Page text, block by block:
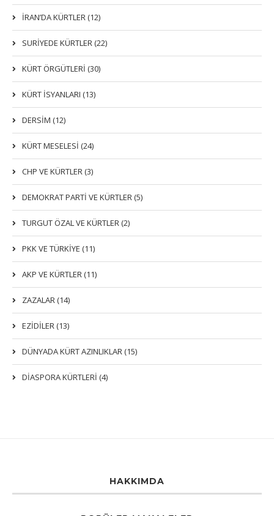
İRAN’DA KÜRTLER (12)
SURİYEDE KÜRTLER (22)
KÜRT ÖRGÜTLERİ (30)
KÜRT İSYANLARI (13)
DERSIM (12)
KÜRT MESELESİ (24)
CHP VE KÜRTLER (3)
DEMOKRAT PARTI VE KÜRTLER (5)
TURGUT ÖZAL VE KÜRTLER (2)
PKK VE TÜRKIYE (11)
AKP VE KÜRTLER (11)
ZAZALAR (14)
EZIDILER (13)
DÜNYADA KÜRT AZINLIKLAR (15)
DİASPORA KÜRTLERİ (4)
HAKKIMDA